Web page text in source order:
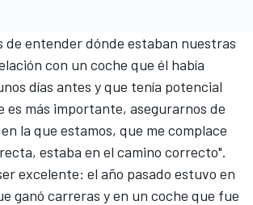
de entender dónde estaban nuestras
con un coche que él había
días antes y que tenía potencial
es más importante, asegurarnos de
la que estamos, que me complace
estaba en el camino correcto".
excelente: el año pasado estuvo en
ganó carreras y en un coche que fue